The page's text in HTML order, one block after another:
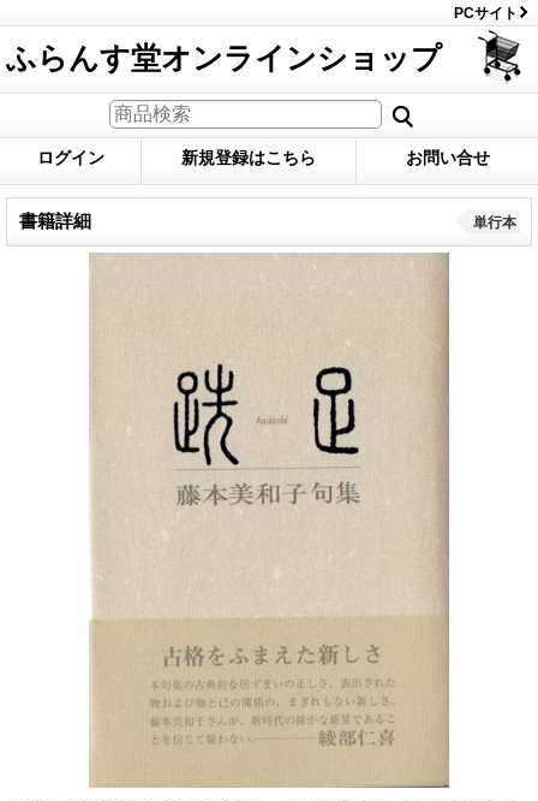
PCサイト
ふらんす堂オンラインショップ
ログイン 新規登録はこちら お問い合せ
書籍詳細 単行本